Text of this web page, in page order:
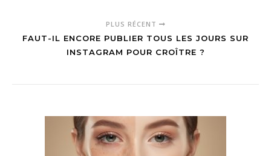
PLUS RÉCENT
FAUT-IL ENCORE PUBLIER TOUS LES JOURS SUR
INSTAGRAM POUR CROÎTRE ?